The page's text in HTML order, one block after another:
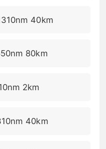
40km
80km
2km
40km